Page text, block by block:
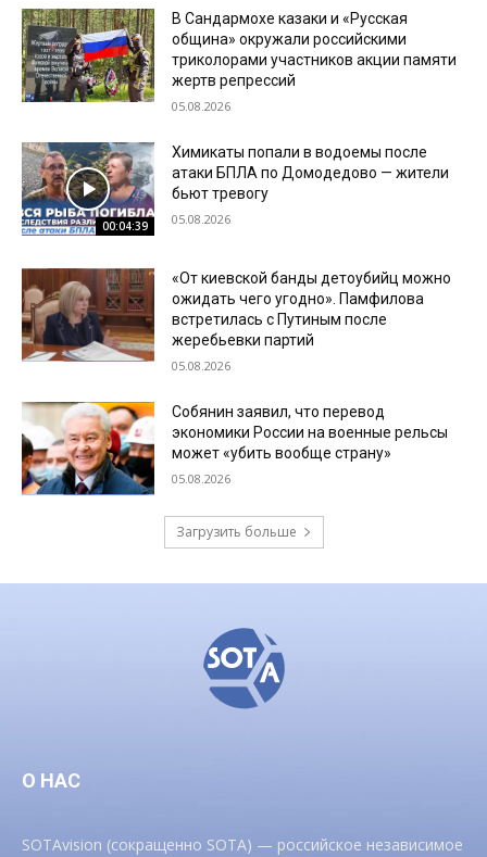
В Сандармохе казаки и «Русская
община» окружали российскими
триколорами участников акции памяти
жертв репрессий
05.08.2026
00:04:39
Химикаты попали в водоемы после
атаки БПЛА по Домодедово — жители
бьют тревогу
05.08.2026
«От киевской банды детоубийц можно
ожидать чего угодно». Памфилова
встретилась с Путиным после
жеребьевки партий
05.08.2026
Собянин заявил, что перевод
экономики России на военные рельсы
может «убить вообще страну»
05.08.2026
Загрузить больше
О НАС
SOTAvision (сокращенно SOTA) — российское независимое